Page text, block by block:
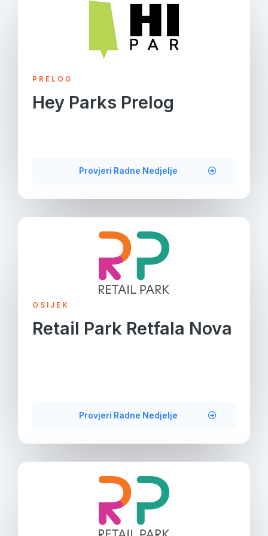
PRELOG
Hey Parks Prelog
Provjeri Radne Nedjelje
OSIJEK
Retail Park Retfala Nova
Provjeri Radne Nedjelje